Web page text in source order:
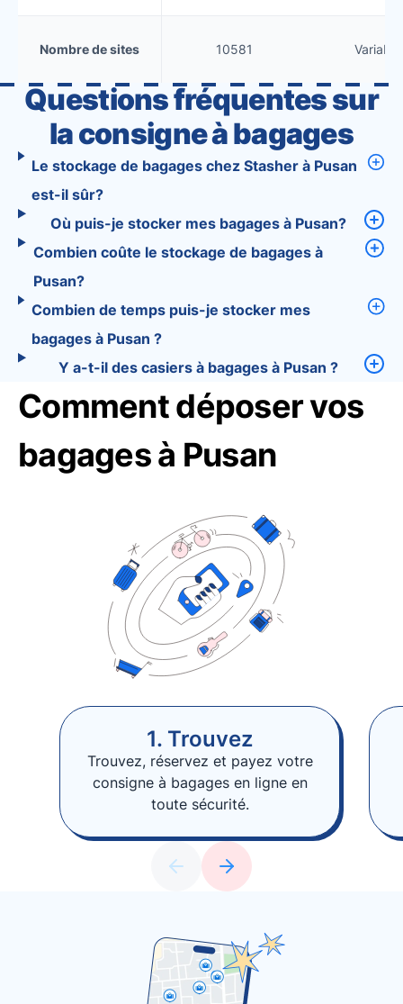
Nombre de sites 10581 Variable
Questions fréquentes sur
la consigne à bagages
Le stockage de bagages chez Stasher à Pusan
est-il sûr?
Où puis-je stocker mes bagages à Pusan?
Combien coûte le stockage de bagages à
Pusan?
Combien de temps puis-je stocker mes
bagages à Pusan ?
Y a-t-il des casiers à bagages à Pusan ?
Comment déposer vos
bagages à Pusan
1. Trouvez
Trouvez, réservez et payez votre
consigne à bagages en ligne en
toute sécurité.